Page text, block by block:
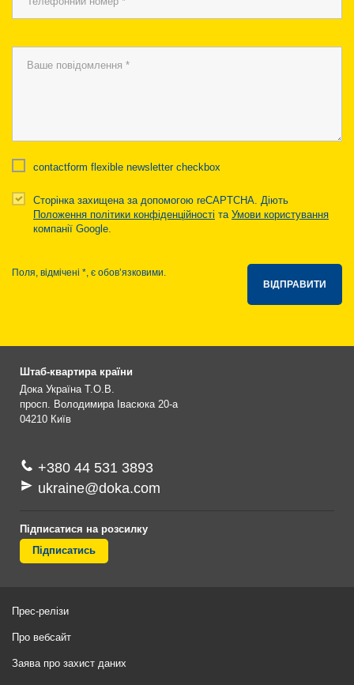
contactform flexible newsletter checkbox
Сторінка захищена за допомогою reCAPTCHA. Діють
Положення політики конфіденційності та Умови користування
компанії Google.
ВІДПРАВИТИ
Поля, відмічені *, є обов’язковими.
Штаб-квартира країни
Дока Україна Т.О.В.
просп. Володимира Івасюка 20-а
04210 Київ
+380 44 531 3893
ukraine@doka.com
Підписатися на розсилку
Підписатись
Прес-релізи
Про вебсайт
Заява про захист даних